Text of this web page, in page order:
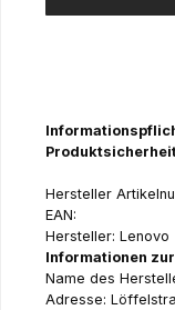
Hersteller
EAN:
Hersteller: Lenovo
Informationen
Name des
Adresse: